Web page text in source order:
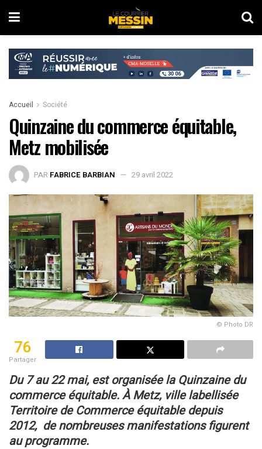
Accueil Société
Quinzaine du commerce équitable,
Metz mobilisée
PAR FABRICE BARBIAN 29 avril 2022
© Photo DR
76
Partager
Du 7 au 22 mai, est organisée la Quinzaine du
commerce équitable. À Metz, ville labellisée
Territoire de Commerce équitable depuis
2012, de nombreuses manifestations figurent
au programme.